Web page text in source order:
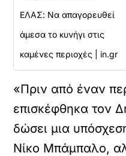
ΕΛΑΣ: Να απαγορευθεί
άμεσα το κυνήγι στις
καμένες περιοχές | in.gr
«Πριν από έναν
επισκέφθηκα τον
δώσει μια
Νίκο Μπάμπαλο,